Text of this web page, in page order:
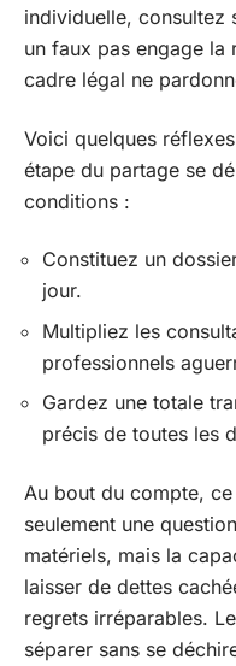
individuelle, consultez
un faux pas engage la
cadre légal ne
Voici quelques
étape du partage se
conditions :
Constituez un
jour.
Multipliez les
professionnels
Gardez une totale
précis de toutes les
Au bout du compte, ce
seulement une
matériels, mais la
laisser de dettes
regrets irréparables.
séparer sans se